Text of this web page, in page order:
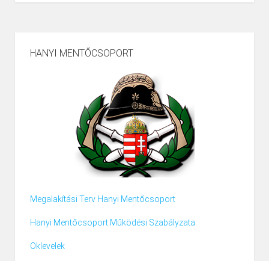
HANYI MENTŐCSOPORT
Megalakítási Terv Hanyi Mentőcsoport
Hanyi Mentőcsoport Működési Szabályzata
Oklevelek